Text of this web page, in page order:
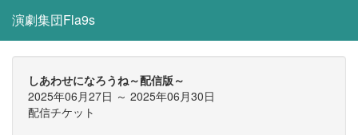
演劇集団Fla9s
しあわせになろうね～配信版～
2025年06月27日 ～ 2025年06月30日
配信チケット